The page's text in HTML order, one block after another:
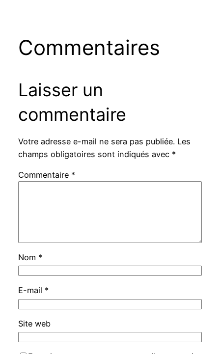
Commentaires
Laisser un
commentaire
Votre adresse e-mail ne sera pas publiée. Les
champs obligatoires sont indiqués avec *
Commentaire *
Nom *
E-mail *
Site web